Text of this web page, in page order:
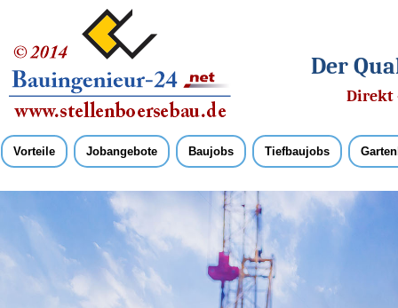
Der
Direkt
Vorteile Jobangebote Baujobs Tiefbaujobs